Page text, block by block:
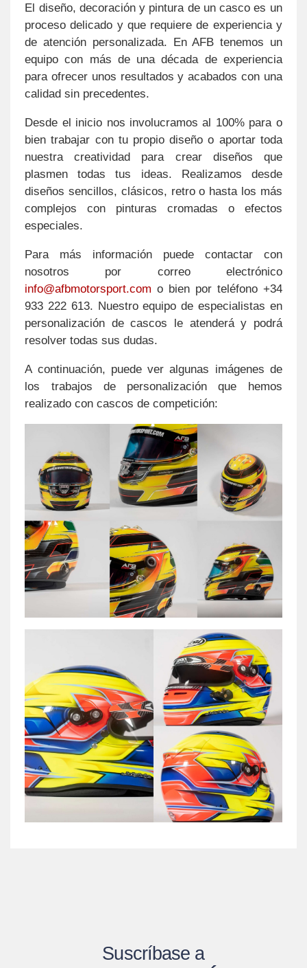
El diseño, decoración y pintura de un casco es un
proceso delicado y que requiere de experiencia y
de atención personalizada. En AFB tenemos un
equipo con más de una década de experiencia
para ofrecer unos resultados y acabados con una
calidad sin precedentes.
Desde el inicio nos involucramos al 100% para o
bien trabajar con tu propio diseño o aportar toda
nuestra creatividad para crear diseños que
plasmen todas tus ideas. Realizamos desde
diseños sencillos, clásicos, retro o hasta los más
complejos con pinturas cromadas o efectos
especiales.
Para más información puede contactar con
nosotros por correo electrónico
info@afbmotorsport.com o bien por teléfono +34
933 222 613. Nuestro equipo de especialistas en
personalización de cascos le atenderá y podrá
resolver todas sus dudas.
A continuación, puede ver algunas imágenes de
los trabajos de personalización que hemos
realizado con cascos de competición:
Suscríbase a